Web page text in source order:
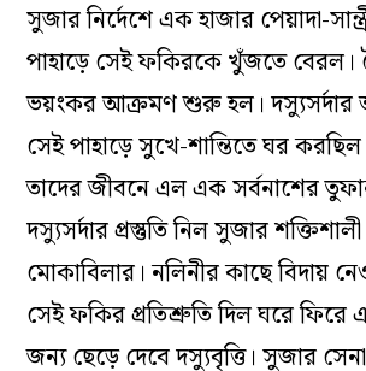
সুজার নির্দেশে এক হাজার পেয়াদা-
পাহাড়ে সেই ফকিরকে খুঁজতে বেরল।
ভয়ংকর আক্রমণ শুরু হল। দস্যুসর্দার
সেই পাহাড়ে সুখে-শান্তিতে ঘর
তাদের জীবনে এল এক সর্বনাশের
দস্যুসর্দার প্রস্তুতি নিল সুজার
মোকাবিলার। নলিনীর কাছে বিদায়
সেই ফকির প্রতিশ্রুতি দিল ঘরে ফিরে
জন্য ছেড়ে দেবে দস্যুবৃত্তি। সুজার